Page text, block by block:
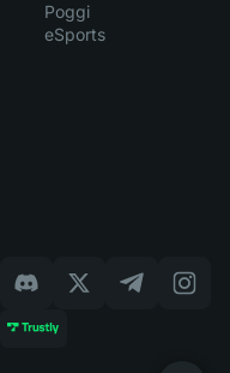
Poggi
eSports